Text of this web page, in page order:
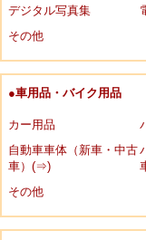
デジタル写真集
その他
●車用品・バイク用品
カー用品
自動車車体（新車・中古
車）(⇒)
その他